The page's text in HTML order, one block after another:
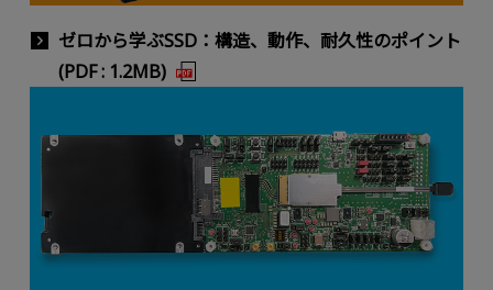
ゼロから学ぶSSD：構造、動作、耐久性のポイント
(PDF : 1.2MB)